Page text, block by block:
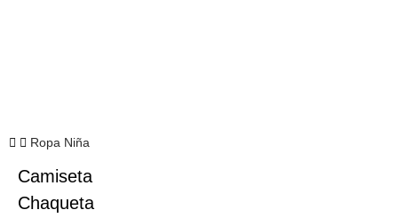
Ropa Niña
Camiseta
Chaqueta